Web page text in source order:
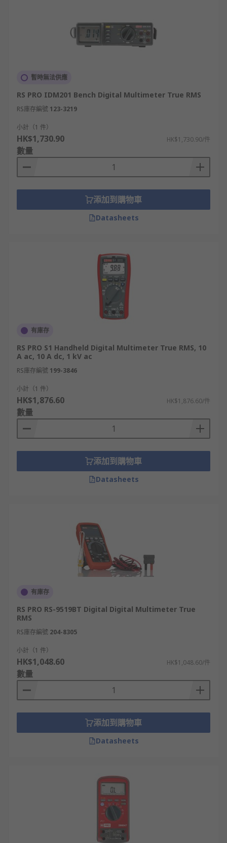
暫時無法供應
RS PRO IDM201 Bench Digital Multimeter True RMS
RS庫存編號 123-3219
小計（1 件）
HK$1,730.90 HK$1,730.90/件
數量
添加到購物車
Datasheets
有庫存
RS PRO S1 Handheld Digital Multimeter True RMS, 10
A ac, 10 A dc, 1 kV ac
RS庫存編號 199-3846
小計（1 件）
HK$1,876.60 HK$1,876.60/件
數量
添加到購物車
Datasheets
有庫存
RS PRO RS-9519BT Digital Digital Multimeter True
RMS
RS庫存編號 204-8305
小計（1 件）
HK$1,048.60 HK$1,048.60/件
數量
添加到購物車
Datasheets